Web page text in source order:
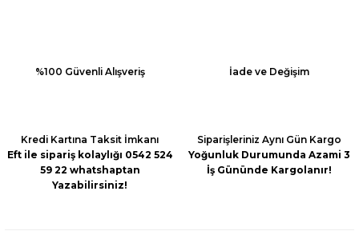
%100 Güvenli Alışveriş İade ve Değişim
Kredi Kartına Taksit İmkanı
Eft ile sipariş kolaylığı 0542 524
59 22 whatshaptan
Yazabilirsiniz!
Siparişleriniz Aynı Gün Kargo
Yoğunluk Durumunda Azami 3
İş Gününde Kargolanır!